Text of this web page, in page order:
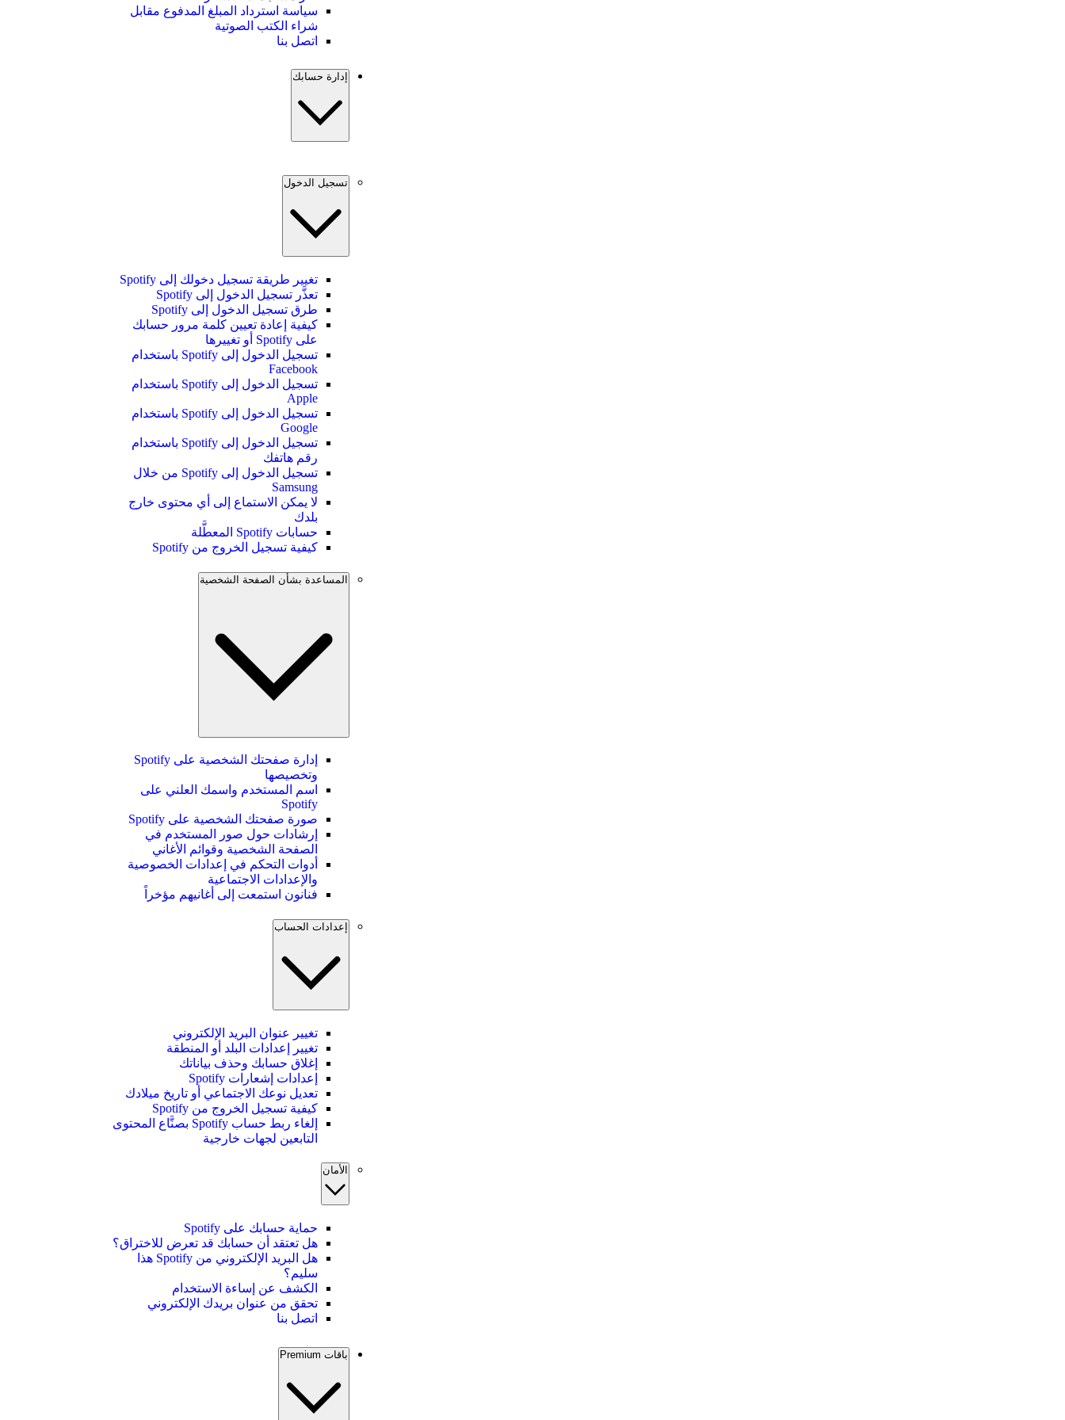
سياسة استرداد المبلغ المدفوع مقابل
شراء الكتب الصوتية
اتصل بنا
إدارة حسابك
تسجيل الدخول
تغيير طريقة تسجيل دخولك إلى Spotify
تعذَّر تسجيل الدخول إلى Spotify
طرق تسجيل الدخول إلى Spotify
كيفية إعادة تعيين كلمة مرور حسابك
على Spotify أو تغييرها
تسجيل الدخول إلى Spotify باستخدام
Facebook
تسجيل الدخول إلى Spotify باستخدام
Apple
تسجيل الدخول إلى Spotify باستخدام
Google
تسجيل الدخول إلى Spotify باستخدام
رقم هاتفك
تسجيل الدخول إلى Spotify من خلال
Samsung
لا يمكن الاستماع إلى أي محتوى خارج
بلدك
حسابات Spotify المعطَّلة
كيفية تسجيل الخروج من Spotify
المساعدة بشأن الصفحة الشخصية
إدارة صفحتك الشخصية على Spotify
وتخصيصها
اسم المستخدم واسمك العلني على
Spotify
صورة صفحتك الشخصية على Spotify
إرشادات حول صور المستخدم في
الصفحة الشخصية وقوائم الأغاني
أدوات التحكم في إعدادات الخصوصية
والإعدادات الاجتماعية
فنانون استمعت إلى أغانيهم مؤخراً
إعدادات الحساب
تغيير عنوان البريد الإلكتروني
تغيير إعدادات البلد أو المنطقة
إغلاق حسابك وحذف بياناتك
إعدادات إشعارات Spotify
تعديل نوعك الاجتماعي أو تاريخ ميلادك
كيفية تسجيل الخروج من Spotify
إلغاء ربط حساب Spotify بصنَّاع المحتوى
التابعين لجهات خارجية
الأمان
حماية حسابك على Spotify
هل تعتقد أن حسابك قد تعرض للاختراق؟
هل البريد الإلكتروني من Spotify هذا
سليم؟
الكشف عن إساءة الاستخدام
تحقق من عنوان بريدك الإلكتروني
اتصل بنا
باقات Premium